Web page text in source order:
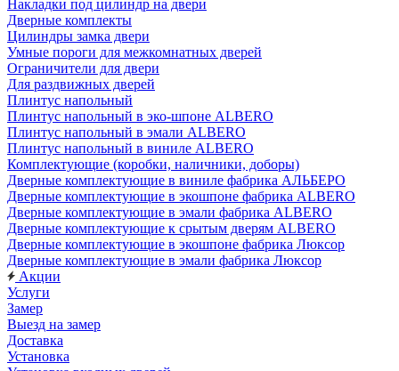
Накладки под цилиндр на двери
Дверные комплекты
Цилиндры замка двери
Умные пороги для межкомнатных дверей
Ограничители для двери
Для раздвижных дверей
Плинтус напольный
Плинтус напольный в эко-шпоне ALBERO
Плинтус напольный в эмали ALBERO
Плинтус напольный в виниле ALBERO
Комплектующие (коробки, наличники, доборы)
Дверные комплектующие в виниле фабрика АЛЬБЕРО
Дверные комплектующие в экошпоне фабрика ALBERO
Дверные комплектующие в эмали фабрика ALBERO
Дверные комплектующие к срытым дверям ALBERO
Дверные комплектующие в экошпоне фабрика Люксор
Дверные комплектующие в эмали фабрика Люксор
Акции
Услуги
Замер
Выезд на замер
Доставка
Установка